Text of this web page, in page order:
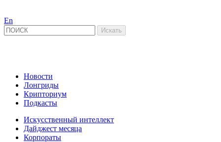
En
Новости
Лонгриды
Крипториум
Подкасты
Искусственный интеллект
Дайджест месяца
Корпораты